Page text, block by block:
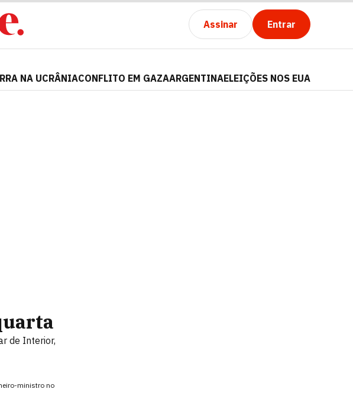
Assinar Entrar
NA UCRÂNIACONFLITO EM GAZAARGENTINAELEIÇÕES NOS EUA
de Interior,
ministro no